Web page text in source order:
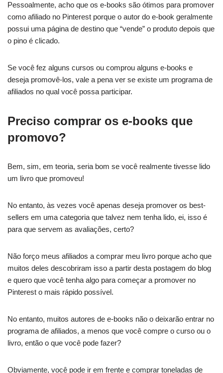
Pessoalmente, acho que os e-books são ótimos para promover
como afiliado no Pinterest porque o autor do e-book geralmente
possui uma página de destino que “vende” o produto depois que
o pino é clicado.
Se você fez alguns cursos ou comprou alguns e-books e
deseja promovê-los, vale a pena ver se existe um programa de
afiliados no qual você possa participar.
Preciso comprar os e-books que
promovo?
Bem, sim, em teoria, seria bom se você realmente tivesse lido
um livro que promoveu!
No entanto, às vezes você apenas deseja promover os best-
sellers em uma categoria que talvez nem tenha lido, ei, isso é
para que servem as avaliações, certo?
Não forço meus afiliados a comprar meu livro porque acho que
muitos deles descobriram isso a partir desta postagem do blog
e quero que você tenha algo para começar a promover no
Pinterest o mais rápido possível.
No entanto, muitos autores de e-books não o deixarão entrar no
programa de afiliados, a menos que você compre o curso ou o
livro, então o que você pode fazer?
Obviamente, você pode ir em frente e comprar toneladas de